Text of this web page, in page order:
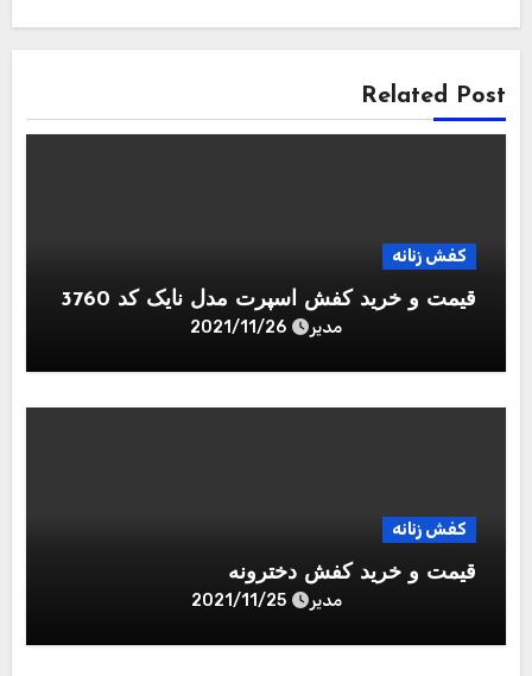
Related Post
کفش زنانه
قیمت و خرید کفش اسپرت مدل نایک کد 3760
مدیر 2021/11/26
کفش زنانه
قیمت و خرید کفش دخترونه
مدیر 2021/11/25